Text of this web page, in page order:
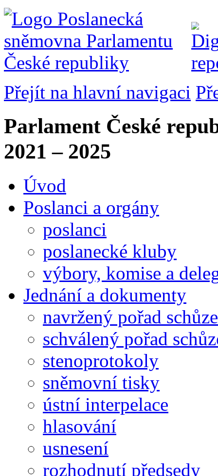
Přejít na hlavní navigaci
Parlament České
2021 – 2025
Úvod
Poslanci a orgány
poslanci
poslanecké kluby
výbory, komise a
Jednání a dokumenty
navržený pořad schůze
schválený pořad
stenoprotokoly
sněmovní tisky
ústní interpelace
hlasování
usnesení
rozhodnutí předsedy